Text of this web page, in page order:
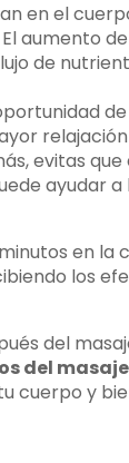
en el
aumento
de
evitas
ayudar
en la
los
del
del masaje
cuerpo y